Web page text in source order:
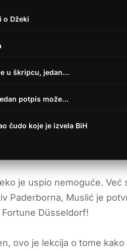
o Džeki
u škripcu, jedan…
potpis može…
čudo koje je izvela BiH
je uspio nemoguće.
Paderborna, Muslić je
Düsseldorf!
ovo je lekcija o tome